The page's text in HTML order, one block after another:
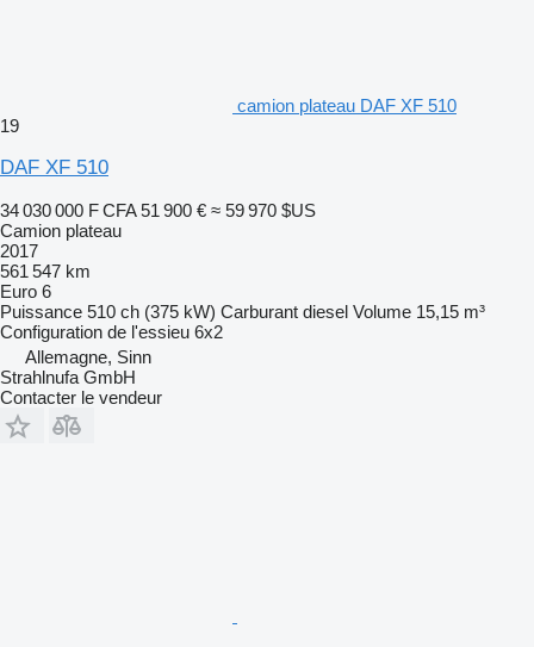
camion plateau DAF XF 510
19
DAF XF 510
34 030 000 F CFA 51 900 € ≈ 59 970 $US
Camion plateau
2017
561 547 km
Euro 6
Puissance 510 ch (375 kW) Carburant diesel Volume 15,15 m³
Configuration de l'essieu 6x2
Allemagne, Sinn
Strahlnufa GmbH
Contacter le vendeur